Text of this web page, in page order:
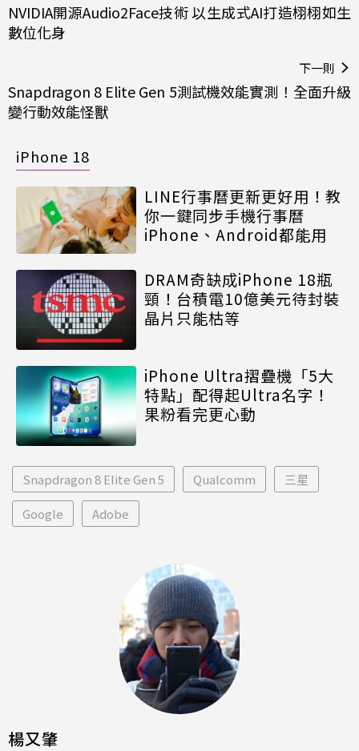
NVIDIA開源Audio2Face技術 以生成式AI打造栩栩如生
數位化身
下一則
Snapdragon 8 Elite Gen 5測試機效能實測！全面升級
變行動效能怪獸
iPhone 18
LINE行事曆更新更好用！教
你一鍵同步手機行事曆
iPhone、Android都能用
DRAM奇缺成iPhone 18瓶
頸！台積電10億美元待封裝
晶片只能枯等
iPhone Ultra摺疊機「5大
特點」配得起Ultra名字！
果粉看完更心動
Snapdragon 8 Elite Gen 5 Qualcomm 三星
Google Adobe
楊又肇